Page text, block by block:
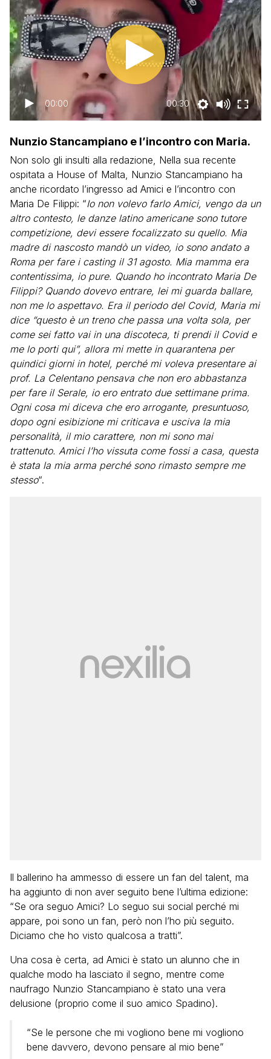
00:00 00:30
Nunzio Stancampiano e l’incontro con Maria.
Non solo gli insulti alla redazione, Nella sua recente
ospitata a House of Malta, Nunzio Stancampiano ha
anche ricordato l’ingresso ad Amici e l’incontro con
Maria De Filippi: “Io non volevo farlo Amici, vengo da un
altro contesto, le danze latino americane sono tutore
competizione, devi essere focalizzato su quello. Mia
madre di nascosto mandò un video, io sono andato a
Roma per fare i casting il 31 agosto. Mia mamma era
contentissima, io pure. Quando ho incontrato Maria De
Filippi? Quando dovevo entrare, lei mi guarda ballare,
non me lo aspettavo. Era il periodo del Covid, Maria mi
dice “questo è un treno che passa una volta sola, per
come sei fatto vai in una discoteca, ti prendi il Covid e
me lo porti qui”, allora mi mette in quarantena per
quindici giorni in hotel, perché mi voleva presentare ai
prof. La Celentano pensava che non ero abbastanza
per fare il Serale, io ero entrato due settimane prima.
Ogni cosa mi diceva che ero arrogante, presuntuoso,
dopo ogni esibizione mi criticava e usciva la mia
personalità, il mio carattere, non mi sono mai
trattenuto. Amici l’ho vissuta come fossi a casa, questa
è stata la mia arma perché sono rimasto sempre me
stesso“.
Il ballerino ha ammesso di essere un fan del talent, ma
ha aggiunto di non aver seguito bene l’ultima edizione:
“Se ora seguo Amici? Lo seguo sui social perché mi
appare, poi sono un fan, però non l’ho più seguito.
Diciamo che ho visto qualcosa a tratti”.
Una cosa è certa, ad Amici è stato un alunno che in
qualche modo ha lasciato il segno, mentre come
naufrago Nunzio Stancampiano è stato una vera
delusione (proprio come il suo amico Spadino).
“Se le persone che mi vogliono bene mi vogliono
bene davvero, devono pensare al mio bene”